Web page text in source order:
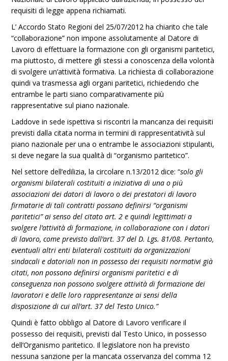
requisiti di legge appena richiamati.
L’ Accordo Stato Regioni del 25/07/2012 ha chiarito che tale
“collaborazione” non impone assolutamente al Datore di
Lavoro di effettuare la formazione con gli organismi paritetici,
ma piuttosto, di mettere gli stessi a conoscenza della volontà
di svolgere un’attività formativa. La richiesta di collaborazione
quindi va trasmessa agli organi paritetici, richiedendo che
entrambe le parti siano comparativamente più
rappresentative sul piano nazionale.
Laddove in sede ispettiva si riscontri la mancanza dei requisiti
previsti dalla citata norma in termini di rappresentatività sul
piano nazionale per una o entrambe le associazioni stipulanti,
si deve negare la sua qualità di “organismo paritetico”.
Nel settore dell’edilizia, la circolare n.13/2012 dice: “solo gli
organismi bilaterali costituiti a iniziativa di una o più
associazioni dei datori di lavoro o dei prestatori di lavoro
firmatarie di tali contratti possano definirsi “organismi
paritetici” ai senso del citato art. 2 e quindi legittimati a
svolgere l’attività di formazione, in collaborazione con i datori
di lavoro, come previsto dall’art. 37 del D. Lgs. 81/08. Pertanto,
eventuali altri enti bilaterali costituiti da organizzazioni
sindacali e datoriali non in possesso dei requisiti normativi già
citati, non possono definirsi organismi paritetici e di
conseguenza non possono svolgere attività di formazione dei
lavoratori e delle loro rappresentanze ai sensi della
disposizione di cui all’art. 37 del Testo Unico.”
Quindi è fatto obbligo al Datore di Lavoro verificare il
possesso dei requisiti, previsti dal Testo Unico, in possesso
dell’Organismo paritetico. Il legislatore non ha previsto
nessuna sanzione per la mancata osservanza del comma 12